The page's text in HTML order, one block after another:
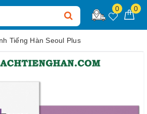
0 0
Tiếng Hàn Seoul Plus